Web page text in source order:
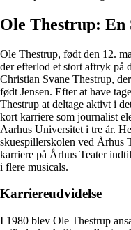
Ole Thestrup:
Ole Thestrup, født den 12.
der efterlod et stort aftryk på
Christian Svane Thestrup,
født Jensen. Efter at have
Thestrup at deltage aktivt i
kort karriere som journalist
Aarhus Universitet i tre år.
skuespillerskolen ved Århus
karriere på Århus Teater
i flere musicals.
Karriereudvidelse
I 1980 blev Ole Thestrup